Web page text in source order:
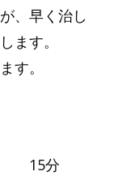
、早く治し
ます。
す。